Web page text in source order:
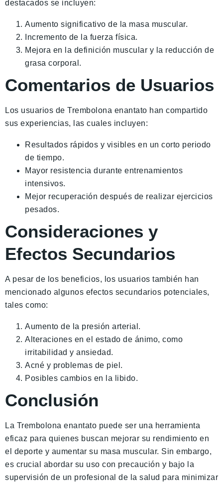
destacados se incluyen:
Aumento significativo de la masa muscular.
Incremento de la fuerza física.
Mejora en la definición muscular y la reducción de
grasa corporal.
Comentarios de Usuarios
Los usuarios de Trembolona enantato han compartido
sus experiencias, las cuales incluyen:
Resultados rápidos y visibles en un corto periodo
de tiempo.
Mayor resistencia durante entrenamientos
intensivos.
Mejor recuperación después de realizar ejercicios
pesados.
Consideraciones y
Efectos Secundarios
A pesar de los beneficios, los usuarios también han
mencionado algunos efectos secundarios potenciales,
tales como:
Aumento de la presión arterial.
Alteraciones en el estado de ánimo, como
irritabilidad y ansiedad.
Acné y problemas de piel.
Posibles cambios en la libido.
Conclusión
La Trembolona enantato puede ser una herramienta
eficaz para quienes buscan mejorar su rendimiento en
el deporte y aumentar su masa muscular. Sin embargo,
es crucial abordar su uso con precaución y bajo la
supervisión de un profesional de la salud para minimizar